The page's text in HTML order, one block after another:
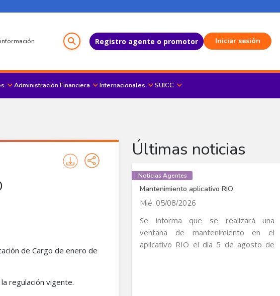
Registro agente o promotor Iniciar sesión
Administración Financiera Internacionales SUICC
de Cargo de enero de
regulación vigente.
Últimas noticias
Noticias Agentes
Mantenimiento aplicativo RIO
Mié, 05/08/2026
Se informa que se realizará una
ventana de mantenimiento en el
aplicativo RIO el día 5 de agosto de